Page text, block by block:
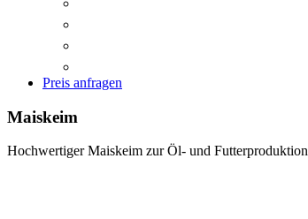
Preis anfragen
Maiskeim
Hochwertiger Maiskeim zur Öl- und